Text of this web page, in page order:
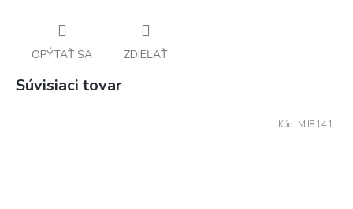
OPÝTAŤ SA ZDIEĽAŤ
Súvisiaci tovar
Kód: MJ8141